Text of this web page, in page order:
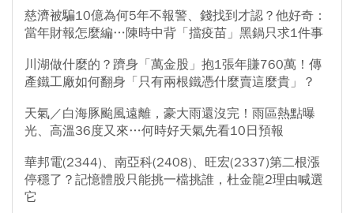
慈濟被騙10億為何5年不報警、錢找到才認？他好奇：
當年財報怎麼編…陳時中背「擋疫苗」黑鍋只求1件事
川湖做什麼的？躋身「萬金股」抱1張年賺760萬！傳
產鐵工廠如何翻身「只有兩根鐵憑什麼賣這麼貴」？
天氣／白海豚颱風遠離，豪大雨還沒完！雨區熱點曝
光、高溫36度又來…何時好天氣先看10日預報
華邦電(2344)、南亞科(2408)、旺宏(2337)第二根漲
停穩了？記憶體股只能挑一檔挑誰，杜金龍2理由喊選
它